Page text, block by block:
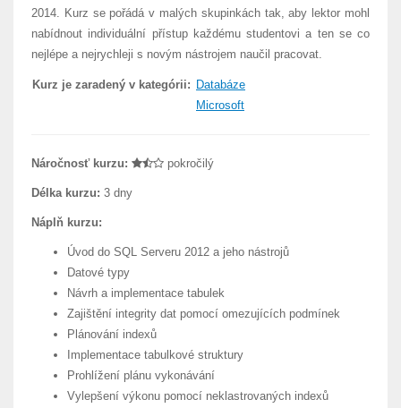
2014. Kurz se pořádá v malých skupinkách tak, aby lektor mohl
nabídnout individuální přístup každému studentovi a ten se co
nejlépe a nejrychleji s novým nástrojem naučil pracovat.
Kurz je zaradený v kategórii: Databáze
Microsoft
Náročnosť kurzu: pokročilý
Délka kurzu: 3 dny
Náplň kurzu:
Úvod do SQL Serveru 2012 a jeho nástrojů
Datové typy
Návrh a implementace tabulek
Zajištění integrity dat pomocí omezujících podmínek
Plánování indexů
Implementace tabulkové struktury
Prohlížení plánu vykonávání
Vylepšení výkonu pomocí neklastrovaných indexů